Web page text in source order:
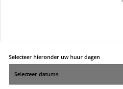
Selecteer hieronder uw huur dagen